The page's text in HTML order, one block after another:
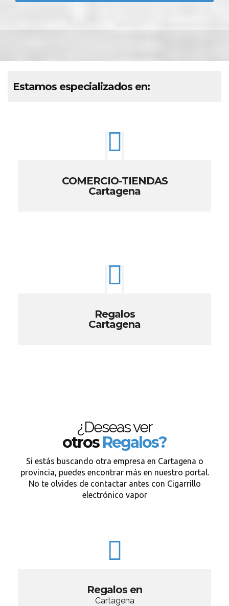
Estamos especializados en:
COMERCIO-TIENDAS
Cartagena
Regalos
Cartagena
¿Deseas ver
otrosRegalos?
Si estás buscando otra empresa en Cartagena o
provincia, puedes encontrar más en nuestro portal.
No te olvides de contactar antes con Cigarrillo
electrónico vapor
Regalos en
Cartagena